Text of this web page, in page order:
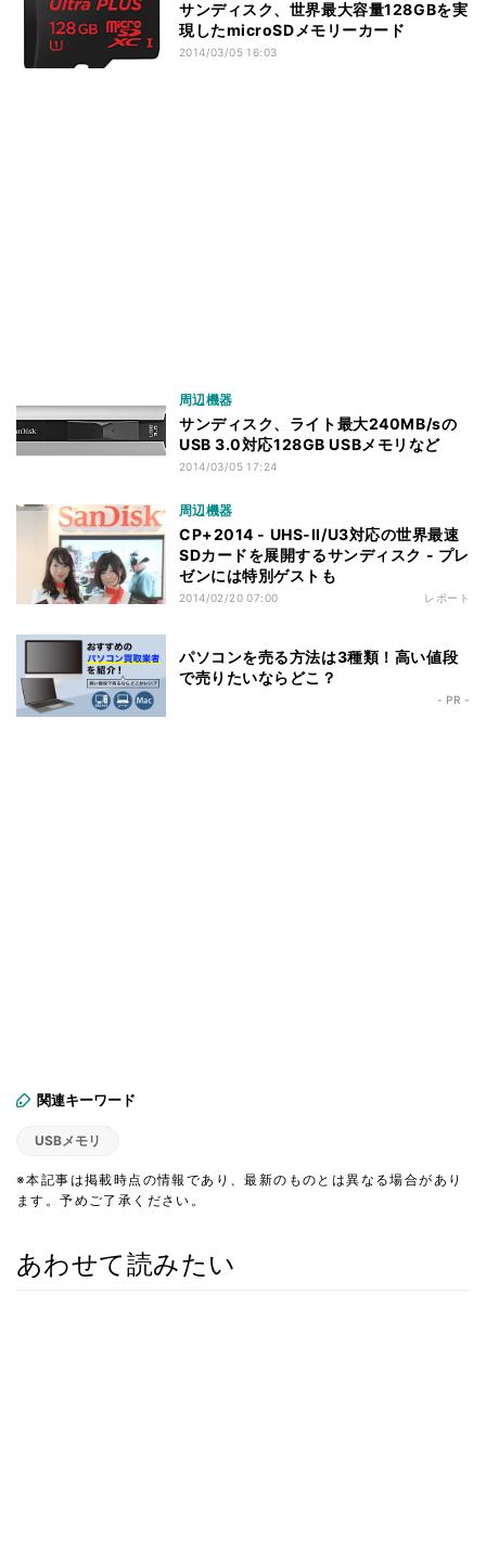
サンディスク、世界最大容量128GBを実
現したmicroSDメモリーカード
2014/03/05 16:03
周辺機器
サンディスク、ライト最大240MB/sの
USB 3.0対応128GB USBメモリなど
2014/03/05 17:24
周辺機器
CP+2014 - UHS-II/U3対応の世界最速
SDカードを展開するサンディスク - プレ
ゼンには特別ゲストも
2014/02/20 07:00 レポート
パソコンを売る方法は3種類！高い値段
で売りたいならどこ？
- PR -
関連キーワード
USBメモリ
※本記事は掲載時点の情報であり、最新のものとは異なる場合があり
ます。予めご了承ください。
あわせて読みたい